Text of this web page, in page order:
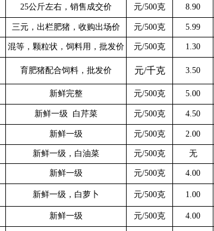
25公斤左右，销售成交价 元/500克 8.90
三元，出栏肥猪，收购出场价 元/500克 5.99
混等，颗粒状，饲料用，批发价 元/500克 1.30
育肥猪配合饲料，批发价 元/千克 3.50
新鲜完整 元/500克 5.00
新鲜一级 白芹菜 元/500克 4.50
新鲜一级 元/500克 2.00
新鲜一级，白油菜 元/500克 无
新鲜一级 元/500克 4.00
新鲜一级，白萝卜 元/500克 1.00
新鲜一级 元/500克 4.00